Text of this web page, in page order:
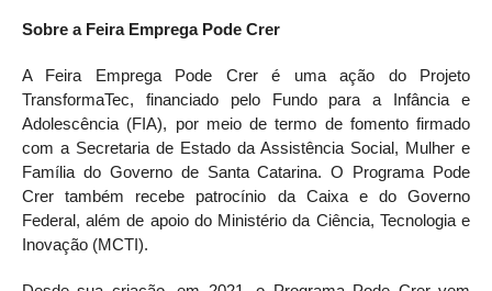
Sobre a Feira Emprega Pode Crer
A Feira Emprega Pode Crer é uma ação do Projeto
TransformaTec, financiado pelo Fundo para a Infância e
Adolescência (FIA), por meio de termo de fomento firmado
com a Secretaria de Estado da Assistência Social, Mulher e
Família do Governo de Santa Catarina. O Programa Pode
Crer também recebe patrocínio da Caixa e do Governo
Federal, além de apoio do Ministério da Ciência, Tecnologia e
Inovação (MCTI).